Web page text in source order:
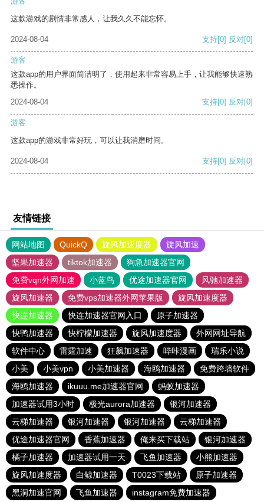
这款游戏的剧情非常感人，让我久久不能忘怀。
2024-08-04 支持[0] 反对[0]
游客
这款app的用户界面简洁明了，使用起来非常容易上手，让我能够快速熟
悉操作。
2024-08-04
支持[0] 反对[0]
游客
这款app的游戏非常好玩，可以让我消磨时间。
2024-08-04 支持[0] 反对[0]
友情链接
网站地图 QuickQ 旋风加速度器
旋风加速
坚果加速器
tiktok加速器
狗急加速器官网
免费vqn外网加速
小蓝鸟 优途加速器官网
风驰加速器
旋风加速器
免费vps加速器外网苹果版
旋风加速度器
快连加速器
快连加速器官网入口
原子加速器
快鸭加速器
快柠檬加速器 旋风加速度器
外网网址导航
软件中心
雷霆加速 狂飙加速器 哔咔漫画
瑞乐小说
小美
小美vpn 小美加速器 海鸥加速器
免费跨墙软件
海鸥加速器
ikuuu.me加速器官网
蚂蚁加速器
加速器试用3小时
极光aurora加速器
银河加速器
云梯加速器
银河加速器 银河加速器
云梯加速器
优途加速器官网
香蕉加速器 俺来买下载站
银河加速器
橘子加速器
加速器试用一天 飞鱼加速器
小熊加速器
旋风加速度器
白鲸加速器 T0023下载站
原子加速器
黑洞加速官网
飞鱼加速器 instagram免费加速器